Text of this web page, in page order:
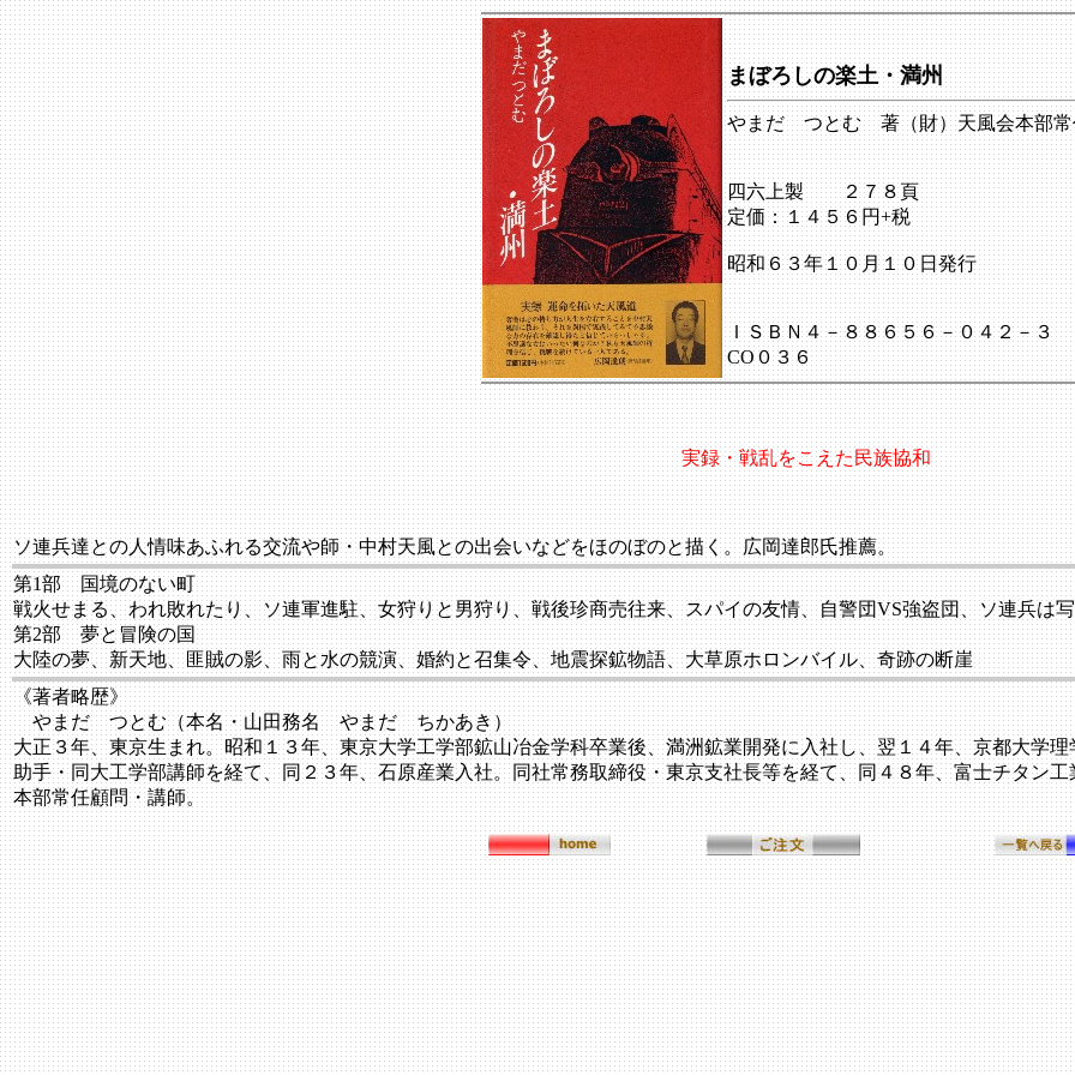
まぼろしの楽土・満州
やまだ つとむ 著（財）天風会本部常
四六上製 ２７８頁
定価：１４５６円+税
昭和６３年１０月１０日発行
ＩＳＢＮ４－８８６５６－０４２－３
CO０３６
実録・戦乱をこえた民族協和
ソ連兵達との人情味あふれる交流や師・中村天風との出会いなどをほのぼのと描く。広岡達郎氏推薦。
第1部 国境のない町
戦火せまる、われ敗れたり、ソ連軍進駐、女狩りと男狩り、戦後珍商売往来、スパイの友情、自警団VS強盗団、ソ連兵は
第2部 夢と冒険の国
大陸の夢、新天地、匪賊の影、雨と水の競演、婚約と召集令、地震探鉱物語、大草原ホロンバイル、奇跡の断崖
《著者略歴》
やまだ つとむ（本名・山田務名 やまだ ちかあき）
大正３年、東京生まれ。昭和１３年、東京大学工学部鉱山冶金学科卒業後、満洲鉱業開発に入社し、翌１４年、京都大学
助手・同大工学部講師を経て、同２３年、石原産業入社。同社常務取締役・東京支社長等を経て、同４８年、富士チタン
本部常任顧問・講師。